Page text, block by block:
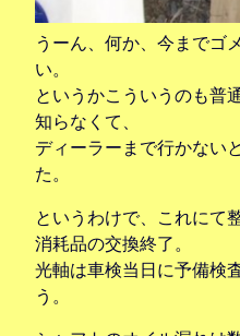
うーん、何か、今までゴ
い。
というかこういうのも普
知らなくて、
ディーラーまで行かない
た。
というわけで、これにて
消耗品の交換終了。
光軸は車検当日に予備検
う。